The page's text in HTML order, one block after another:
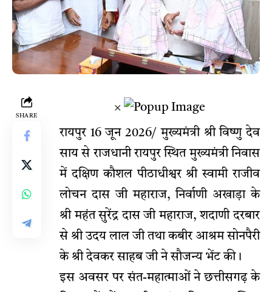
SHARE
×
रायपुर 16 जून 2026/ मुख्यमंत्री श्री विष्णु देव
साय से राजधानी रायपुर स्थित मुख्यमंत्री निवास
में दक्षिण कौशल पीठाधीश्वर श्री स्वामी राजीव
लोचन दास जी महाराज, निर्वाणी अखाड़ा के
श्री महंत सुरेंद्र दास जी महाराज, शदाणी दरबार
से श्री उदय लाल जी तथा कबीर आश्रम सोनपैरी
के श्री देवकर साहब जी ने सौजन्य भेंट की।
इस अवसर पर संत-महात्माओं ने छत्तीसगढ़ के